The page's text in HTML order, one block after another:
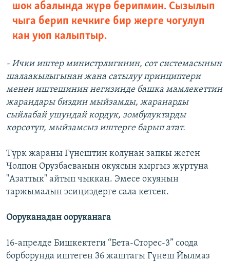
шок абалында жүрө берипмин. Сызылып
чыга берип кечкиге бир жерге чогулуп
кан уюп калыптыр.
- Ички иштер министрлигинин, сот системасынын
шалаакылыгынан жана сатылуу принциптери
менен иштешинин негизинде башка мамлекеттин
жарандары биздин мыйзамды, жаранарды
сыйлабай ушундай кордук, зомбулуктарды
көрсөтүп, мыйзамсыз иштерге барып атат.
Түрк жараны Гүнештин колунан запкы жеген
Чолпон Орузбаеванын окуясын кыргыз журтуна
"Азаттык" айтып чыккан. Эмесе окуянын
таржымалын эсиңиздерге сала кетсек.
Ооруканадан ооруканага
16-апрелде Бишкектеги “Бета-Сторес-3” соода
борборунда иштеген 36 жаштагы Гүнеш Йылмаз